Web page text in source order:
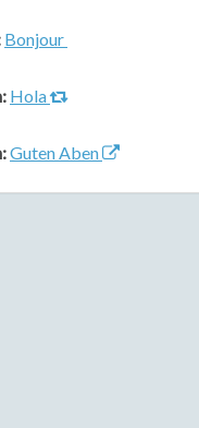
Bonjour
Hola
Guten Aben